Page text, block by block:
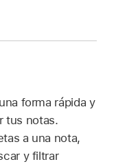
forma rápida y
tus notas.
a una nota,
y filtrar